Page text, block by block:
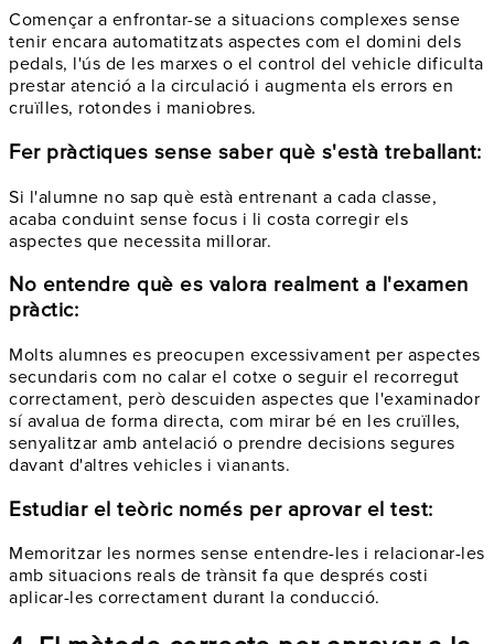
Començar a enfrontar-se a situacions complexes sense
tenir encara automatitzats aspectes com el domini dels
pedals, l'ús de les marxes o el control del vehicle dificulta
prestar atenció a la circulació i augmenta els errors en
cruïlles, rotondes i maniobres.
Fer pràctiques sense saber què s'està treballant:
Si l'alumne no sap què està entrenant a cada classe,
acaba conduint sense focus i li costa corregir els
aspectes que necessita millorar.
No entendre què es valora realment a l'examen
pràctic:
Molts alumnes es preocupen excessivament per aspectes
secundaris com no calar el cotxe o seguir el recorregut
correctament, però descuiden aspectes que l'examinador
sí avalua de forma directa, com mirar bé en les cruïlles,
senyalitzar amb antelació o prendre decisions segures
davant d'altres vehicles i vianants.
Estudiar el teòric només per aprovar el test:
Memoritzar les normes sense entendre-les i relacionar-les
amb situacions reals de trànsit fa que després costi
aplicar-les correctament durant la conducció.